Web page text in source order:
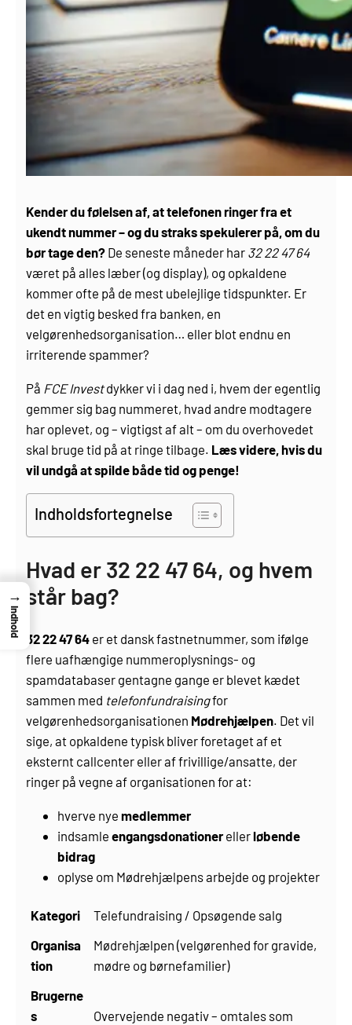
Kender du følelsen af, at telefonen ringer fra et
ukendt nummer – og du straks spekulerer på, om du
bør tage den? De seneste måneder har 32 22 47 64
været på alles læber (og display), og opkaldene
kommer ofte på de mest ubelejlige tidspunkter. Er
det en vigtig besked fra banken, en
velgørenhedsorganisation… eller blot endnu en
irriterende spammer?
På FCE Investdykker vi i dag ned i, hvem der egentlig
gemmer sig bag nummeret, hvad andre modtagere
har oplevet, og – vigtigst af alt – om du overhovedet
skal bruge tid på at ringe tilbage. Læs videre, hvis du
vil undgå at spilde både tid og penge!
Indholdsfortegnelse
Hvad er 32 22 47 64, og hvem
står bag?
32 22 47 64 er et dansk fastnetnummer, som ifølge
flere uafhængige nummeroplysnings- og
spamdatabaser gentagne gange er blevet kædet
sammen med telefonfundraisingfor
velgørenhedsorganisationen Mødrehjælpen. Det vil
sige, at opkaldene typisk bliver foretaget af et
eksternt callcenter eller af frivillige/ansatte, der
ringer på vegne af organisationen for at:
hverve nyemedlemmer
indsamleengangsdonationerellerløbende
bidrag
oplyse om Mødrehjælpens arbejde og projekter
Kategori
Telefundraising / Opsøgende salg
Organisa
tion
Mødrehjælpen (velgørenhed for gravide,
mødre og børnefamilier)
Brugerne
s
Overvejende negativ – omtales som
→
Indhold